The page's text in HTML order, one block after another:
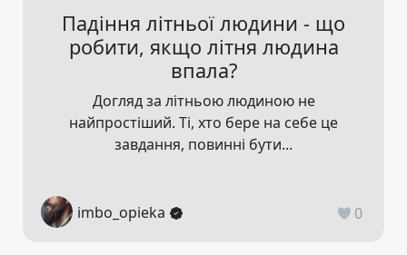
Падіння літньої людини - що
робити, якщо літня людина
впала?
Догляд за літньою людиною не
найпростіший. Ті, хто бере на себе це
завдання, повинні бути...
imbo_opieka 0